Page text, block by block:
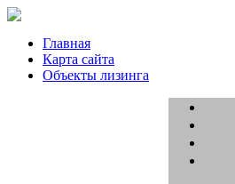
Главная
Карта сайта
Объекты лизинга